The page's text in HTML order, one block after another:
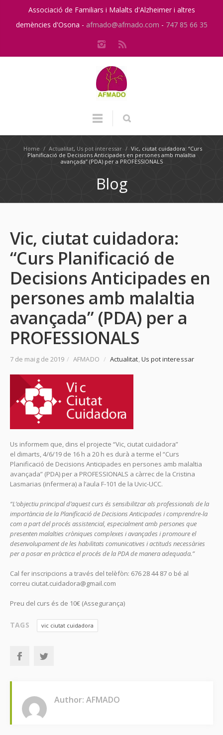
Associació de Familiars i Malalts d'Alzheimer i altres
demències d'Osona - afmado@afmado.com - 747 85 66 35
Home / Actualitat, Us pot interessar / Vic, ciutat cuidadora: “Curs
Planificació de Decisions Anticipades en persones amb malaltia
avançada” (PDA) per a PROFESSIONALS
Blog
Vic, ciutat cuidadora:
“Curs Planificació de
Decisions Anticipades en
persones amb malaltia
avançada” (PDA) per a
PROFESSIONALS
7 de maig de 2019 / AFMADO / Actualitat,Us pot interessar
Us informem que, dins el projecte “Vic, ciutat cuidadora”
el dimarts, 4/6/19 de 16 h a 20 h es durà a terme el “Curs
Planificació de Decisions Anticipades en persones amb malaltia
avançada” (PDA) per a PROFESSIONALS a càrrec de la Cristina
Lasmarias (infermera) a l’aula F-101 de la Uvic-UCC.
“L’objectiu principal d’aquest curs és sensibilitzar als professionals de la
importància de la Planificació de Decisions Anticipades i comprendre-la
com a part del procés assistencial, especialment amb persones que
presenten malalties cròniques complexes i avançades i promoure el
desenvolupament de les habilitats comunicatives i actituds necessàries
per a posar en pràctica el procés de la PDA de manera adequada.”
Cal fer inscripcions a través del telèfòn: 676 28 44 87 o bé al
correu ciutat.cuidadora@gmail.com
Preu del curs és de 10€ (Assegurança)
TAGS vic ciutat cuidadora
Author: AFMADO